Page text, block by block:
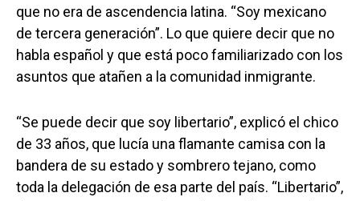
que no era de ascendencia latina. “Soy mexicano
de tercera generación”. Lo que quiere decir que no
habla español y que está poco familiarizado con los
asuntos que atañen a la comunidad inmigrante.
“Se puede decir que soy libertario”, explicó el chico
de 33 años, que lucía una flamante camisa con la
bandera de su estado y sombrero tejano, como
toda la delegación de esa parte del país. “Libertario”,